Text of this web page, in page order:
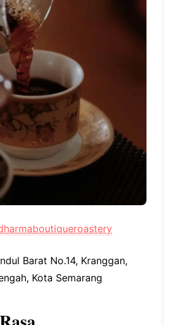
Barat No.14, Kranggan,
Kota Semarang